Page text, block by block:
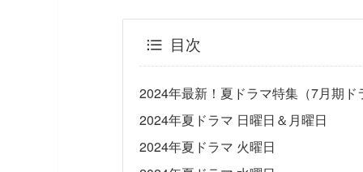
目次
2024年最新！夏ドラマ特集（7月期ド
2024年夏ドラマ 日曜日＆月曜日
2024年夏ドラマ 火曜日